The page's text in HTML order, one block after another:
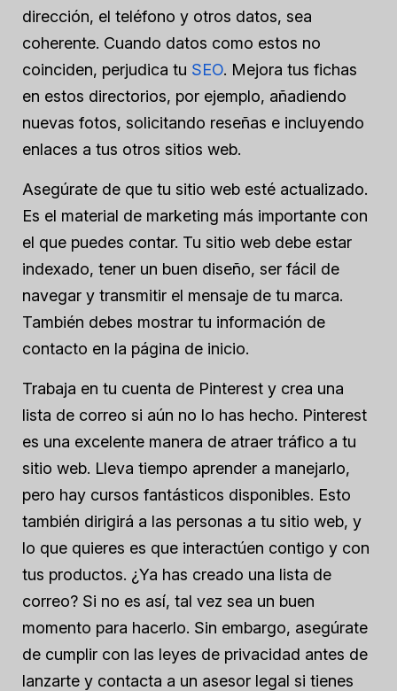
dirección, el teléfono y otros datos, sea
coherente. Cuando datos como estos no
coinciden, perjudica tu SEO. Mejora tus fichas
en estos directorios, por ejemplo, añadiendo
nuevas fotos, solicitando reseñas e incluyendo
enlaces a tus otros sitios web.
Asegúrate de que tu sitio web esté actualizado.
Es el material de marketing más importante con
el que puedes contar. Tu sitio web debe estar
indexado, tener un buen diseño, ser fácil de
navegar y transmitir el mensaje de tu marca.
También debes mostrar tu información de
contacto en la página de inicio.
Trabaja en tu cuenta de Pinterest y crea una
lista de correo si aún no lo has hecho. Pinterest
es una excelente manera de atraer tráfico a tu
sitio web. Lleva tiempo aprender a manejarlo,
pero hay cursos fantásticos disponibles. Esto
también dirigirá a las personas a tu sitio web, y
lo que quieres es que interactúen contigo y con
tus productos. ¿Ya has creado una lista de
correo? Si no es así, tal vez sea un buen
momento para hacerlo. Sin embargo, asegúrate
de cumplir con las leyes de privacidad antes de
lanzarte y contacta a un asesor legal si tienes